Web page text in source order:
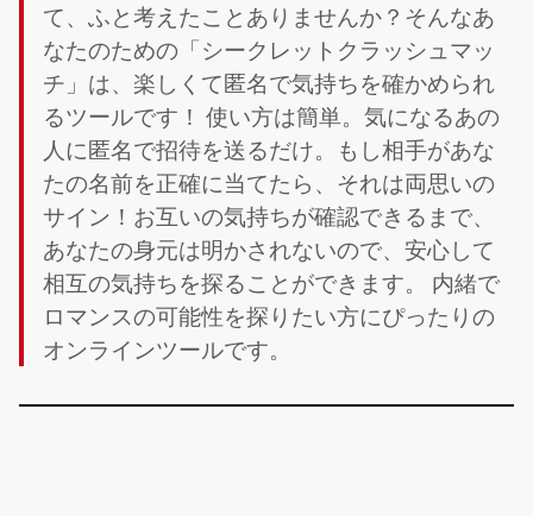
て、ふと考えたことありませんか？そんなあ
なたのための「シークレットクラッシュマッ
チ」は、楽しくて匿名で気持ちを確かめられ
るツールです！ 使い方は簡単。気になるあの
人に匿名で招待を送るだけ。もし相手があな
たの名前を正確に当てたら、それは両思いの
サイン！お互いの気持ちが確認できるまで、
あなたの身元は明かされないので、安心して
相互の気持ちを探ることができます。 内緒で
ロマンスの可能性を探りたい方にぴったりの
オンラインツールです。